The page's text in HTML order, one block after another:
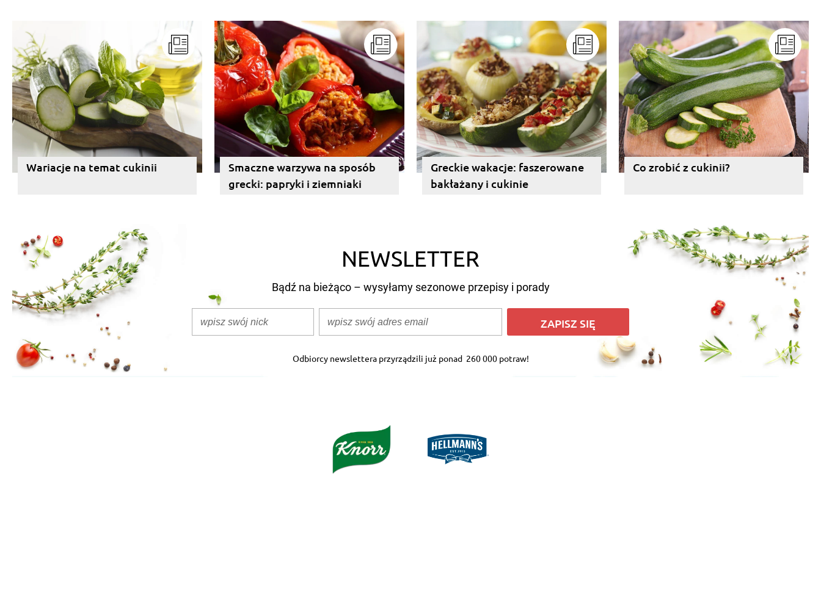
Wariacje na temat cukinii
Smaczne warzywa na sposób
grecki: papryki i ziemniaki
Greckie wakacje: faszerowane
bakłażany i cukinie
Co zrobić z cukinii?
NEWSLETTER
Bądź na bieżąco – wysyłamy sezonowe przepisy i porady
ZAPISZ SIĘ
Odbiorcy newslettera przyrządzili już ponad 260 000 potraw!